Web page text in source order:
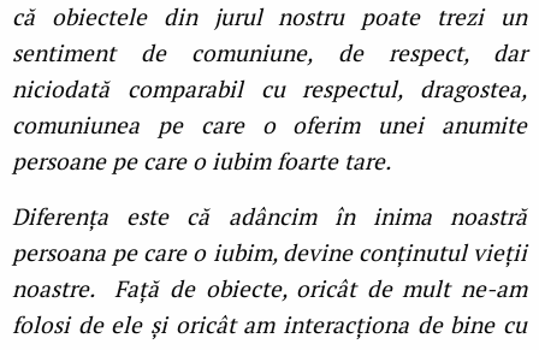
că obiectele din jurul nostru poate trezi un
sentiment de comuniune, de respect, dar
niciodată comparabil cu respectul, dragostea,
comuniunea pe care o oferim unei anumite
persoane pe care o iubim foarte tare.
Diferența este că adâncim în inima noastră
persoana pe care o iubim, devine conținutul vieții
noastre. Față de obiecte, oricât de mult ne-am
folosi de ele și oricât am interacționa de bine cu